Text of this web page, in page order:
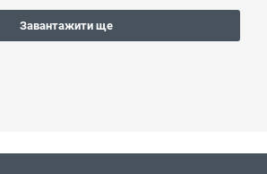
Завантажити ще